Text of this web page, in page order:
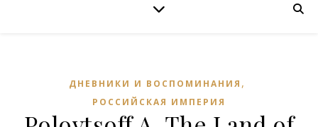
ДНЕВНИКИ И ВОСПОМИНАНИЯ ,
РОССИЙСКАЯ ИМПЕРИЯ